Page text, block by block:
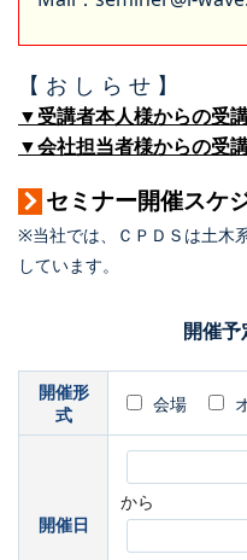
【 お し ら せ 】
▼受講者本人様からの受
▼会社担当者様からの受
セミナー開催スケ
※当社では、ＣＰＤＳは土木
しています。
開催
開催形
式
会場
開催日
から